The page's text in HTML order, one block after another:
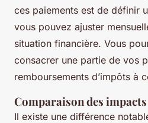
ces paiements est de définir
vous pouvez ajuster
situation financière. Vous
consacrer une partie de vos
remboursements d’impôts à
Comparaison des impacts
Il existe une différence